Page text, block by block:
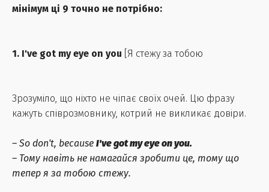
мінімум ці 9 точно не потрібно:
1. I've got my eye on you [Я стежу за тобою
Зрозуміло, що ніхто не чіпає своїх очей. Цю фразу
кажуть співрозмовнику, котрий не викликає довіри.
– So don't, because I've got my eye on you.
– Тому навіть не намагайся зробити це, тому що
тепер я за тобою стежу.